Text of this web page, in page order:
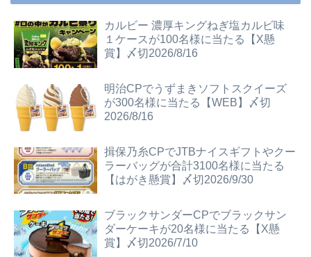
カルビー 濃厚キングねぎ塩カルビ味
１ケースが100名様に当たる【X懸
賞】〆切2026/8/16
明治CPでうずまきソフトスクイーズ
が300名様に当たる【WEB】〆切
2026/8/16
揖保乃糸CPでJTBナイスギフトやクー
ラーバッグが合計3100名様に当たる
【はがき懸賞】〆切2026/9/30
ブラックサンダーCPでブラックサン
ダーケーキが20名様に当たる【X懸
賞】〆切2026/7/10